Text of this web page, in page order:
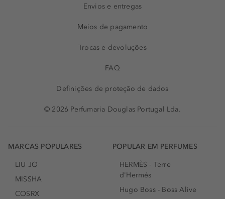
Envios e entregas
Meios de pagamento
Trocas e devoluções
FAQ
Definições de proteção de dados
© 2026 Perfumaria Douglas Portugal Lda.
MARCAS POPULARES
LIU JO
MISSHA
COSRX
POPULAR EM PERFUMES
HERMÈS - Terre
d'Hermés
Hugo Boss - Boss Alive